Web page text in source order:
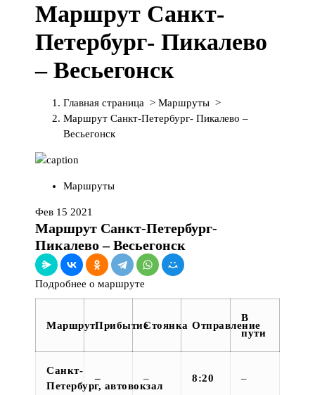
Маршрут Cанкт-
Петербург- Пикалево
– Весьегонск
Главная страница > Маршруты >
Маршрут Cанкт-Петербург- Пикалево –
Весьегонск
Маршруты
Фев 15 2021
Маршрут Cанкт-Петербург-
Пикалево – Весьегонск
Подробнее о маршруте
МаршрутПрибытиеСтоянка Отправление
В
пути
Санкт-
Петербург, автовокзал
– – 8:20 –